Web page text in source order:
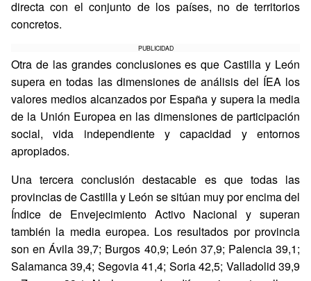
directa con el conjunto de los países, no de territorios
concretos.
PUBLICIDAD
Otra de las grandes conclusiones es que Castilla y León
supera en todas las dimensiones de análisis del ÍEA los
valores medios alcanzados por España y supera la media
de la Unión Europea en las dimensiones de participación
social, vida independiente y capacidad y entornos
apropiados.
Una tercera conclusión destacable es que todas las
provincias de Castilla y León se sitúan muy por encima del
Índice de Envejecimiento Activo Nacional y superan
también la media europea. Los resultados por provincia
son en Ávila 39,7; Burgos 40,9; León 37,9; Palencia 39,1;
Salamanca 39,4; Segovia 41,4; Soria 42,5; Valladolid 39,9